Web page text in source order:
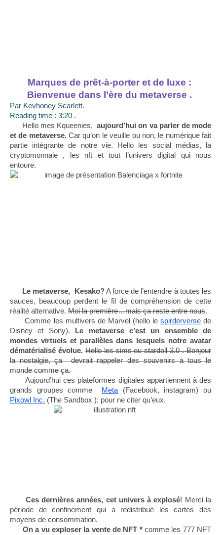
Marques de prêt-à-porter et de luxe :
Bienvenue dans l’ère du metaverse .
Par Kevhoney Scarlett.
Reading time : 3:20 .
Hello mes Kqueenies, aujourd’hui on va parler de mode
et de metaverse. Car qu’on le veuille ou non, le numérique fait
partie intégrante de notre vie. Hello les social médias, la
cryptomonnaie , les nft et tout l’univers digital qui nous
entoure.
Le metaverse,  Kesako? A force de l’entendre à toutes les
sauces, beaucoup perdent le fil de compréhension de cette
réalité alternative. Moi la première…mais ça reste entre nous.
Comme les multivers de Marvel (hello le spirderverse de
Disney et Sony).
Le metaverse c’est un ensemble de
mondes virtuels et parallèles dans lesquels notre avatar
dématérialisé évolue. Hello les sims ou stardoll 3.0 . Bonjour
la nostalgie, ça  devrait rappeler des souvenirs à tous le
monde comme ça.
Aujourd’hui ces plateformes digitales appartiennent à des
grands groupes comme
Meta
Pixowl Inc. (The Sandbox ); pour ne citer qu’eux.
Ces dernières années, cet univers à explosé! Merci la
période de confinement qui a redistribué les cartes des
moyens de consommation.
On a vu exploser la vente de NFT * comme les 777 NFT